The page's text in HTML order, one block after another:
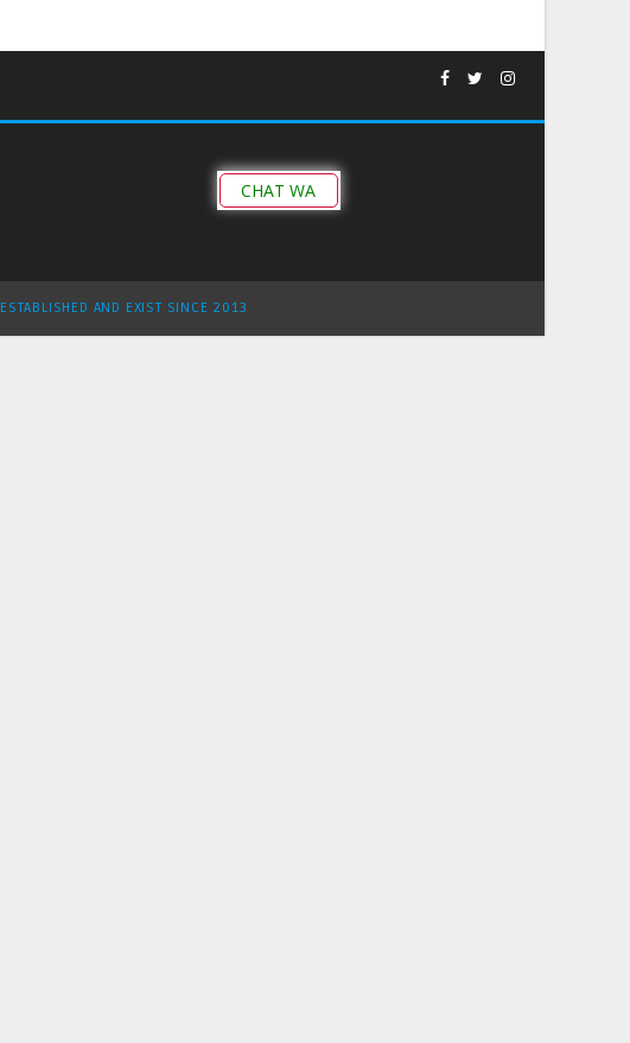
CHAT WA
ESTABLISHED AND EXIST SINCE 2013